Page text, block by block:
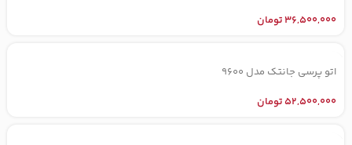
36,500,000تومان
اتو پرسی جانتک مدل 9600
52,500,000تومان